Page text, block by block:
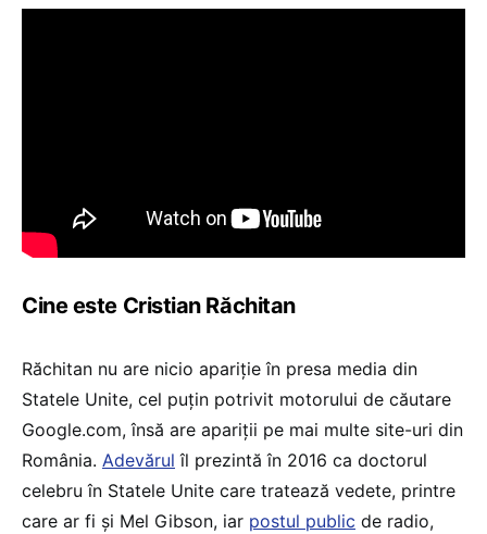
Cine este Cristian Răchitan
Răchitan nu are nicio apariție în presa media din
Statele Unite, cel puțin potrivit motorului de căutare
Google.com, însă are apariții pe mai multe site-uri din
România. Adevărul îl prezintă în 2016 ca doctorul
celebru în Statele Unite care tratează vedete, printre
care ar fi și Mel Gibson, iar postul public de radio,